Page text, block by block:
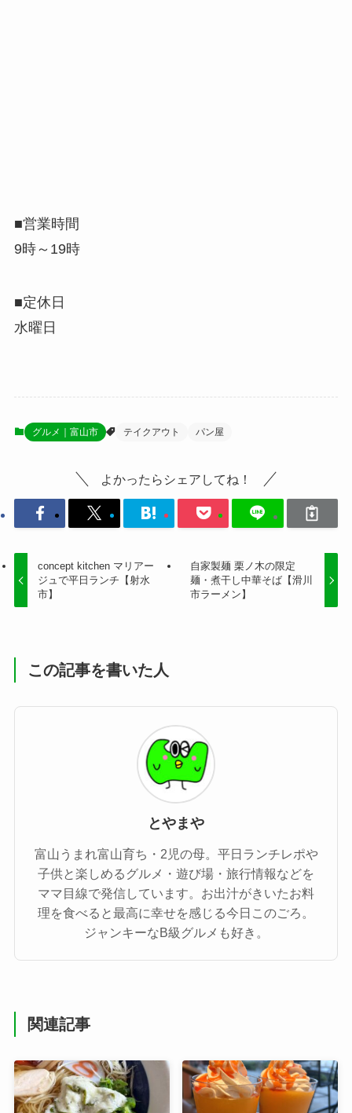
■営業時間
9時～19時
■定休日
水曜日
グルメ｜富山市 テイクアウト パン屋
よかったらシェアしてね！
concept kitchen マリアー
ジュで平日ランチ【射水
市】
自家製麺 栗ノ木の限定
麺・煮干し中華そば【滑川
市ラーメン】
この記事を書いた人
とやまや
富山うまれ富山育ち・2児の母。平日ランチレポや
子供と楽しめるグルメ・遊び場・旅行情報などを
ママ目線で発信しています。お出汁がきいたお料
理を食べると最高に幸せを感じる今日このごろ。
ジャンキーなB級グルメも好き。
関連記事